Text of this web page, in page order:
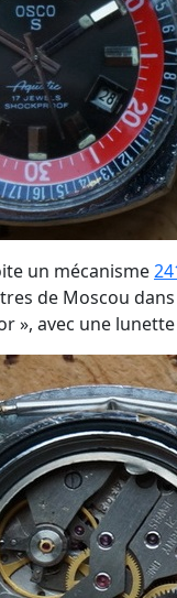
un mécanisme
de Moscou
», avec une